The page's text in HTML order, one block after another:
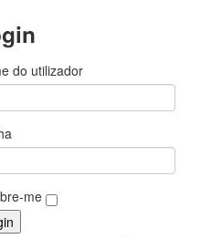
do utilizador
me